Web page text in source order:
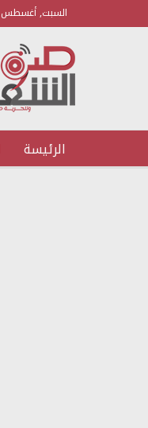
السبت, أغسطس 8, 2026
الرئيسة